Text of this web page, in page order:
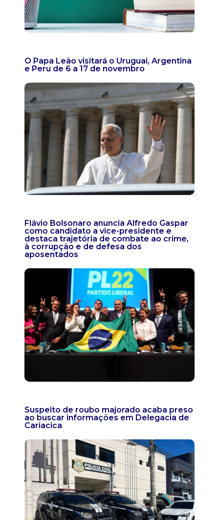
O Papa Leão visitará o Uruguai, Argentina
e Peru de 6 a 17 de novembro
Flávio Bolsonaro anuncia Alfredo Gaspar
como candidato a vice-presidente e
destaca trajetória de combate ao crime,
à corrupção e de defesa dos
aposentados
Suspeito de roubo majorado acaba preso
ao buscar informações em Delegacia de
Cariacica